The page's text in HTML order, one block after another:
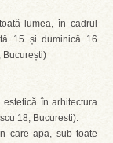
lumea, în cadrul
15 și duminică 16
București)
în arhitectura
18, Bucuresti).
care apa, sub toate